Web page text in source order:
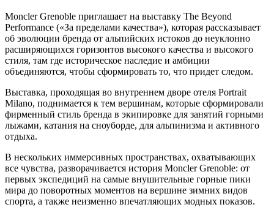
Moncler Grenoble приглашает на выставку The Beyond
Performance («За пределами качества»), которая рассказывает
об эволюции бренда от альпийских истоков до неуклонно
расширяющихся горизонтов высокого качества и высокого
стиля, там где историческое наследие и амбиции
объединяются, чтобы сформировать то, что придет следом.
Выставка, проходящая во внутреннем дворе отеля Portrait
Milano, поднимается к тем вершинам, которые сформировали
фирменный стиль бренда в экипировке для занятий горными
лыжами, катания на сноуборде, для альпинизма и активного
отдыха.
В нескольких иммерсивных пространствах, охватывающих
все чувства, разворачивается история Moncler Grenoble: от
первых экспедиций на самые внушительные горные пики
мира до поворотных моментов на вершине зимних видов
спорта, а также неизменно впечатляющих модных показов.